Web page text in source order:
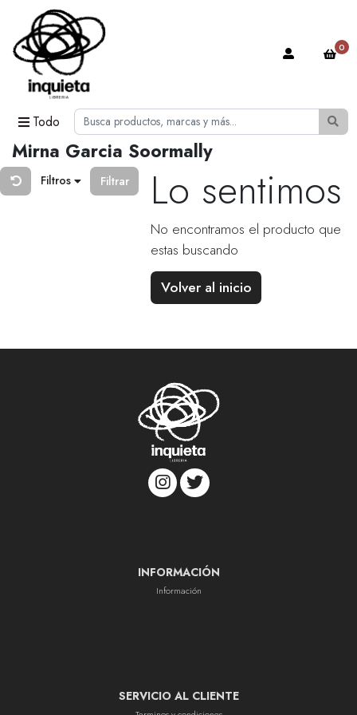
Todo
0
Mirna Garcia Soormally
Filtros Filtrar Lo sentimos
No encontramos el producto que
estas buscando
Volver al inicio
INFORMACIÓN
Información
SERVICIO AL CLIENTE